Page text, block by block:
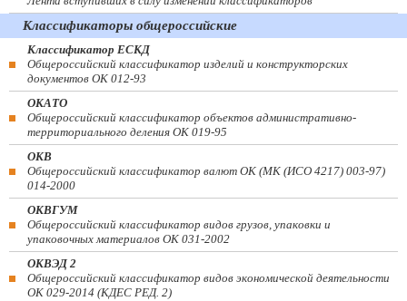
Классификаторы общероссийские
Классификатор ЕСКД
Общероссийский классификатор изделий и конструкторских
документов ОК 012-93
ОКАТО
Общероссийский классификатор объектов административно-
территориального деления ОК 019-95
ОКВ
Общероссийский классификатор валют ОК (МК (ИСО 4217) 003-97)
014-2000
ОКВГУМ
Общероссийский классификатор видов грузов, упаковки и
упаковочных материалов ОК 031-2002
ОКВЭД 2
Общероссийский классификатор видов экономической деятельности
ОК 029-2014 (КДЕС РЕД. 2)